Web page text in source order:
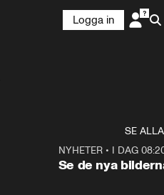
Logga in
SE ALLA
NYHETER• I DAG
Se de nya